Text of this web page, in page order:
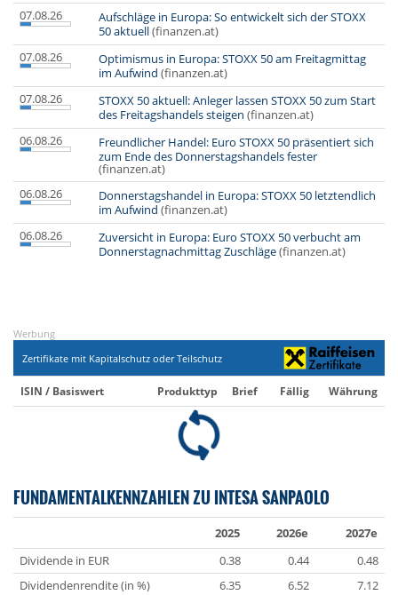
07.08.26
Aufschläge in Europa: So entwickelt sich der STOXX
50 aktuell(finanzen.at)
07.08.26
Optimismus in Europa: STOXX 50 am Freitagmittag
im Aufwind (finanzen.at)
07.08.26
STOXX 50 aktuell: Anleger lassen STOXX 50 zum Start
des Freitagshandels steigen (finanzen.at)
06.08.26
Freundlicher Handel: Euro STOXX 50 präsentiert sich
zum Ende des Donnerstagshandels fester
(finanzen.at)
06.08.26
Donnerstagshandel in Europa: STOXX 50 letztendlich
im Aufwind (finanzen.at)
06.08.26
Zuversicht in Europa: Euro STOXX 50 verbucht am
Donnerstagnachmittag Zuschläge(finanzen.at)
Werbung
Zertifikate mit Kapitalschutz oder Teilschutz
ISIN / Basiswert Produkttyp Brief Fällig Währung
FUNDAMENTALKENNZAHLEN ZU INTESA SANPAOLO
2025 2026e
2027e
Dividende in EUR
0.38 0.44
0.48
Dividendenrendite (in %)
6.35 6.52
7.12